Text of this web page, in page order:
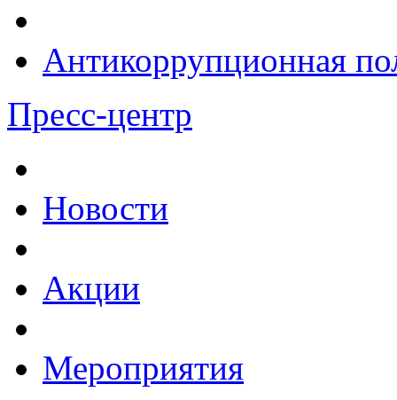
Антикоррупционная
Пресс-центр
Новости
Акции
Мероприятия